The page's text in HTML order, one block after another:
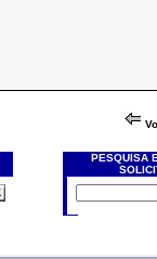
PESQUISA